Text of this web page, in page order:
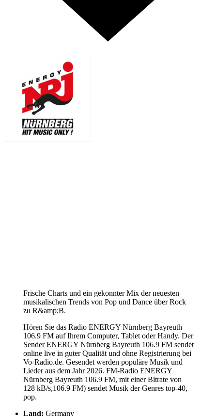
Frische Charts und ein gekonnter Mix der neuesten
musikalischen Trends von Pop und Dance über Rock
zu R&amp;B.
Hören Sie das Radio ENERGY Nürnberg Bayreuth
106.9 FM auf Ihrem Computer, Tablet oder Handy. Der
Sender ENERGY Nürnberg Bayreuth 106.9 FM sendet
online live in guter Qualität und ohne Registrierung bei
Vo-Radio.de. Gesendet werden populäre Musik und
Lieder aus dem Jahr 2026. FM-Radio ENERGY
Nürnberg Bayreuth 106.9 FM, mit einer Bitrate von
128 kB/s,106.9 FM) sendet Musik der Genres top-40,
pop.
Land: Germany